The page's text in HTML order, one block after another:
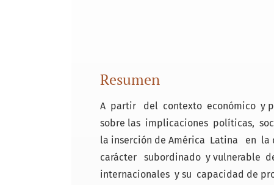
Resumen
A partir del contexto económico y
sobre las implicaciones políticas,
la inserción de América Latina en
carácter subordinado y vulnerable
internacionales y su capacidad de